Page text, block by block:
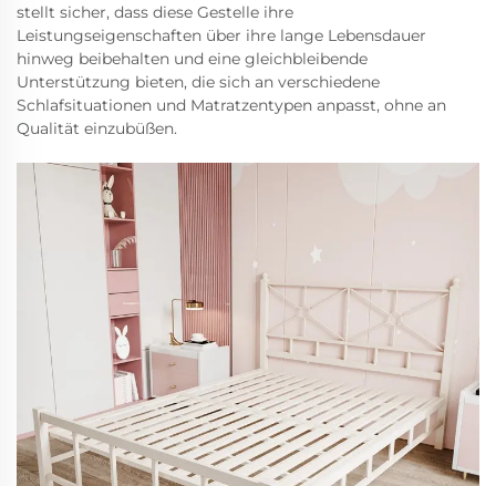
stellt sicher, dass diese Gestelle ihre
Leistungseigenschaften über ihre lange Lebensdauer
hinweg beibehalten und eine gleichbleibende
Unterstützung bieten, die sich an verschiedene
Schlafsituationen und Matratzentypen anpasst, ohne an
Qualität einzubüßen.